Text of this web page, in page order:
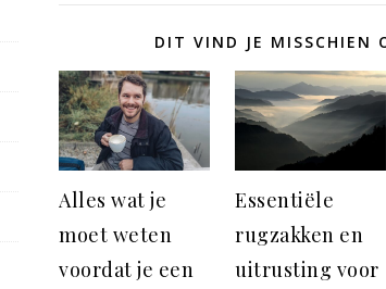
DIT VIND JE MISSCHIEN
Alles wat je
moet weten
voordat je een
Essentiële
rugzakken en
uitrusting voor